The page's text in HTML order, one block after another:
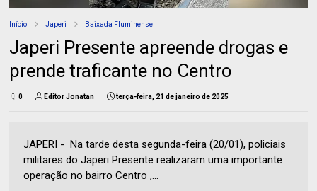
Início Japeri Baixada Fluminense
Japeri Presente apreende drogas e
prende traficante no Centro
0 Editor Jonatan terça-feira, 21 de janeiro de 2025
JAPERI - Na tarde desta segunda-feira (20/01), policiais
militares do Japeri Presente realizaram uma importante
operação no bairro Centro ,...